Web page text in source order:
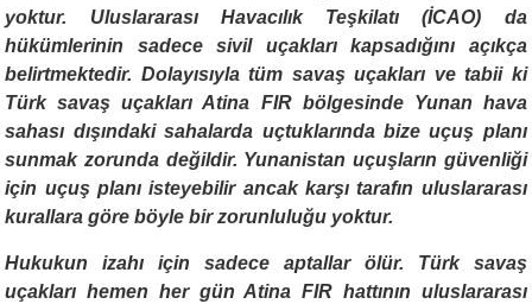
yoktur. Uluslararası Havacılık Teşkilatı (İCAO) da
hükümlerinin sadece sivil uçakları kapsadığını açıkça
belirtmektedir. Dolayısıyla tüm savaş uçakları ve tabii ki
Türk savaş uçakları Atina FIR bölgesinde Yunan hava
sahası dışındaki sahalarda uçtuklarında bize uçuş planı
sunmak zorunda değildir. Yunanistan uçuşların güvenliği
için uçuş planı isteyebilir ancak karşı tarafın uluslararası
kurallara göre böyle bir zorunluluğu yoktur.
Hukukun izahı için sadece aptallar ölür. Türk savaş
uçakları hemen her gün Atina FIR hattının uluslararası